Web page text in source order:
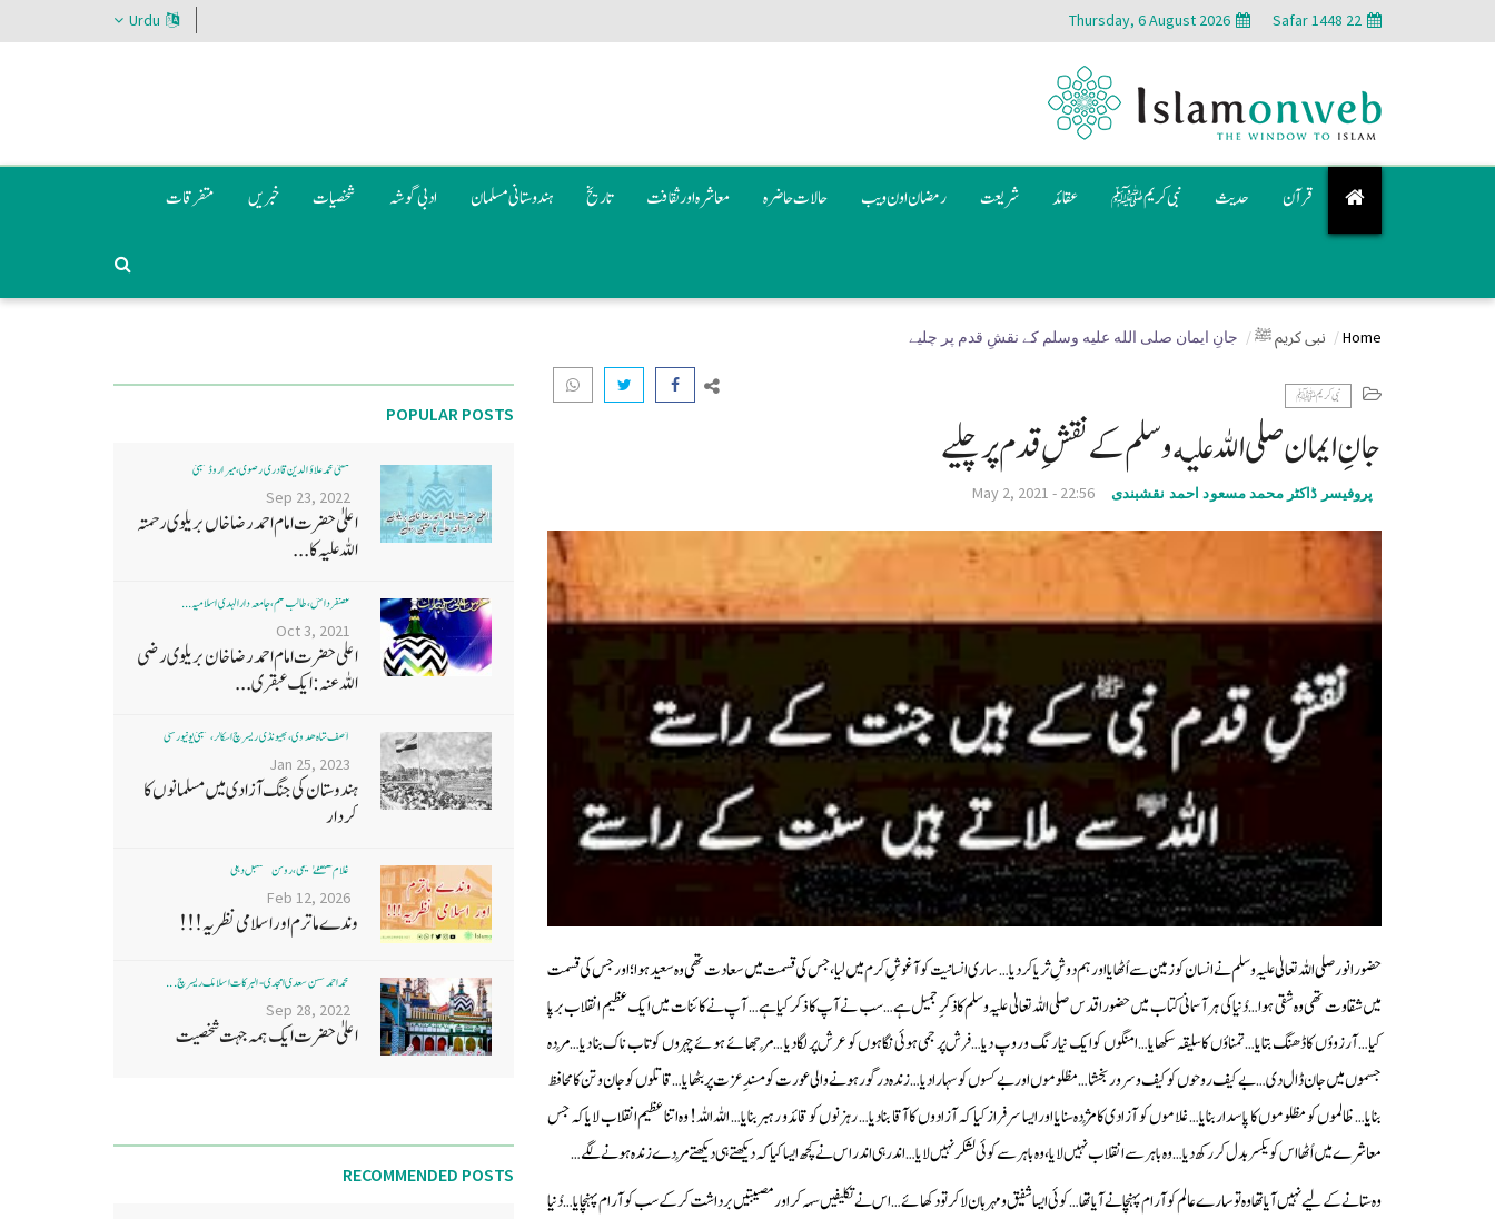
Thursday, 6 August 2026 22 Safar 1448
Urdu
قرآن حدیث نبی کریم ﷺ عقائد شریعت رمضان اون ويب حالات حاضرہ معاشرہ اور ثقافت تاریخ ہندوستانی مسلمان ادبی گوشہ شخصیات خبریں متفرقات
Home نبی کریم ﷺ جانِ ایمان صلى الله عليه وسلم کے نقشِ قدم پر چلیے
نبی کریم ﷺ
جانِ ایمان صلى الله عليه وسلم کے نقشِ قدم پر چلیے
پروفیسر ڈاکٹر محمد مسعود احمد نقشبندی May 2, 2021 - 22:56
حضور انور صلی اللہ تعالیٰ علیہ وسلم نے انسان کو زمین سے اُٹھایا اور ہم دوشِ ثریا کر دیا… ساری انسانیت کو آغوشِ کرم میں لیا، جس کی قسمت میں سعادت تھی وہ سعید ہوا؛ اور جس کی قسمت
میں شقاوت تھی وہ شقی ہوا… دُنیا کی ہر آسمانی کتاب میں حضور اقدس صلی اللہ تعالیٰ علیہ وسلم کا ذکرِ جمیل ہے… سب نے آپ کا ذکر کیا ہے… آپ نے کائنات میں ایک عظیم انقلاب برپا
کیا… آرزوؤں کا ڈھنگ بتایا… تمناؤں کا سلیقہ سکھایا… امنگوں کو ایک نیا رنگ و روپ دیا… فرش پر جمی ہوئی نگاہوں کو عرش پر لگا دیا … مُرجھائے ہوئے چہروں کو تاب ناک بنا دیا… مُردہ
جسموں میں جان ڈال دی… بے کیف روحوں کو کیف و سرور بخشا… مظلوموں اور بے کسوں کو سہارا دیا… زندہ درگور ہونے والی عورت کو مسندِ عزت پر بٹھایا… قاتلوں کو جان و تن کا محافظ
بنایا… ظالموں کو مظلوموں کا پاسدار بنایا… غلاموں کو آزادی کا مُژدہ سنایا اور ایسا سرفراز کیا کہ آزادوں کا آقا بنا دیا… رہزنوں کو قائد و رہبر بنایا… اللہ اللہ! وہ اتنا عظیم انقلاب لایا کہ جس
معاشرے میں اُٹھا اس کو یکسر بدل کر رکھ دیا… وہ باہر سے انقلاب نہیں لایا، وہ باہر سے کوئی لشکر نہیں لایا… اندر ہی اندر اس نے کچھ ایسا کیا کہ دیکھتے ہی دیکھتے مُردے زندہ ہونے لگے…
وہ ستانے کے لیے نہیں آیاتھا وہ تو سارے عالم کو آرام پہنچانے آیا تھا… کوئی ایسا شفیق و مہربان لا کر تو دکھائے… اس نے تکلیفیں سہہ کر اور مصیبتیں برداشت کر کے سب کو آرام پہنچایا… دُنیا
POPULAR POSTS
مفتی محمد علاؤ الدین قادری رضوی ، میرا روڈ ممبئی
Sep 23, 2022
اعلیٰ حضرت امام احمد رضا خاں بر یلو ی رحمتہ
اللہ علیہ کا...
غضنفر دانش، طالب علم، جامعہ دارالہدی اسلامیہ ...
Oct 3, 2021
اعلی حضرت امام احمد رضا خان بریلوی رضی
اللہ عنہ: ایک عبقری...
آصف شاہ ھدوی، بھیونڈی ریسرچ اسکالر، ممبئی یونیورسٹی
Jan 25, 2023
ہندوستان کی جنگ آزادی میں مسلمانوں کا
کردار
غلام مصطفےٰ نعیمی، روشن مستقبل دہلی
Feb 12, 2026
وندے ماترم اور اسلامی نظریہ!!!
محمد احمد حسن سعدی امجدی - البرکات اسلامک ریسرچ ...
Sep 28, 2022
اعلیٰ حضرت ایک ہمہ جہت شخصیت
RECOMMENDED POSTS